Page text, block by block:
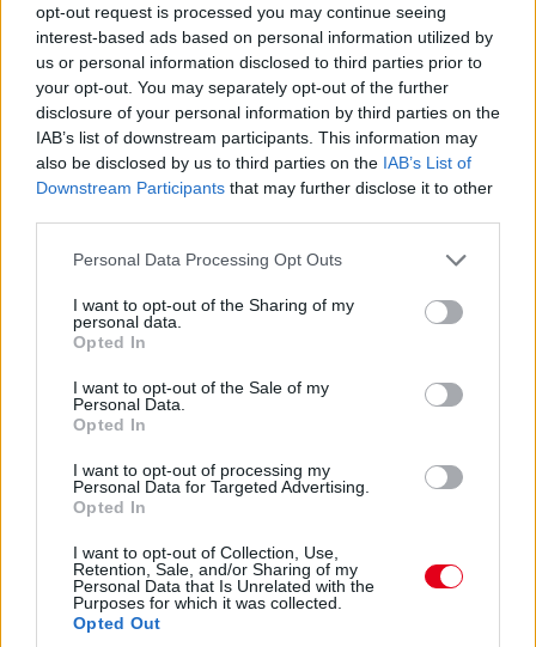
opt-out request is processed you may continue seeing
interest-based ads based on personal information utilized by
us or personal information disclosed to third parties prior to
your opt-out. You may separately opt-out of the further
disclosure of your personal information by third parties on the
IAB’s list of downstream participants. This information may
also be disclosed by us to third parties on the IAB’s List of
Downstream Participants that may further disclose it to other
Please note that this website/app uses one or more Google
not limited to your visit or usage behaviour. You may click to
grant or deny consent to Google and its third-party tags to
use your data for below specified purposes in below Google
consent section.
Personal Data Processing Opt Outs
I want to opt-out of the Sharing of my
personal data.
Opted In
I want to opt-out of the Sale of my
Personal Data.
Opted In
I want to opt-out of processing my
Personal Data for Targeted Advertising.
Opted In
I want to opt-out of Collection, Use,
Retention, Sale, and/or Sharing of my
Personal Data that Is Unrelated with the
Purposes for which it was collected.
Opted Out
13:55
Hát nagyjából semennyi! Úgy hat másodperc. Két
kört kell még megtennie Keatingnek a kerékcsere előtt,
Bergmeister addig utol is érheti – és amúgy mintha megint
nem lett volna teljesen tiszta az indulás...
13:54
Keating bejött letölteni a büntetést, megállt és
elindult, nézzük, mennyi előnye marad...
Éles csata a 7-8. helyen: az egy szem élő Corvette-tel
Közben már csak 37,5 másodperc Bergmeister lemaradása...
ÉS ITT AZ ÚJABB DRÁMA! Keating stop&go
büntetést kap, mert kipörgette a kerekét a bokszban! A
csapatvezető bakija a Le Mans-i kategóriagyőzelembe